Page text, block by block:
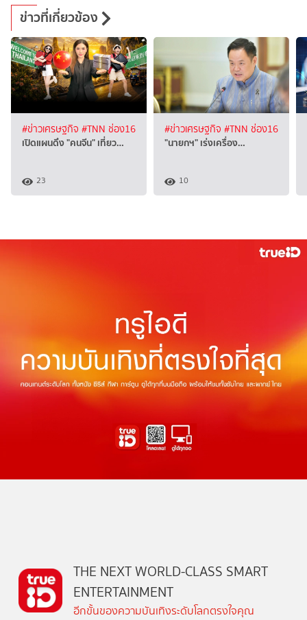
ข่าวที่เกี่ยวข้อง
#ข่าวเศรษฐกิจ #TNN ช่อง16
เปิดแผนดึง "คนจีน" เที่ยว…
23
#ข่าวเศรษฐกิจ #TNN ช่อง16
"นายกฯ" เร่งเครื่อง…
10
THE NEXT WORLD-CLASS SMART
ENTERTAINMENT
อีกขั้นของความบันเทิงระดับโลกตรงใจคุณ